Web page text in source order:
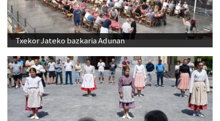
Txekor Jateko bazkaria Adunan